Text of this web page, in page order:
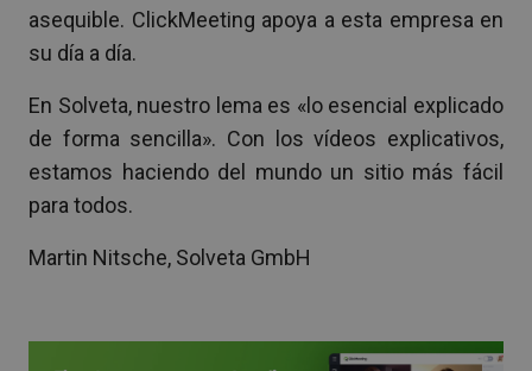
asequible. ClickMeeting apoya a esta empresa en
su día a día.
En Solveta, nuestro lema es «lo esencial explicado
de forma sencilla». Con los vídeos explicativos,
estamos haciendo del mundo un sitio más fácil
para todos.
Martin Nitsche, Solveta GmbH